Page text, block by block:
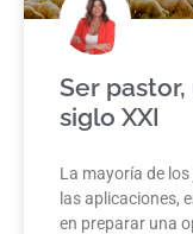
Ser
siglo XXI
La mayoría de
las aplicaciones,
en preparar una